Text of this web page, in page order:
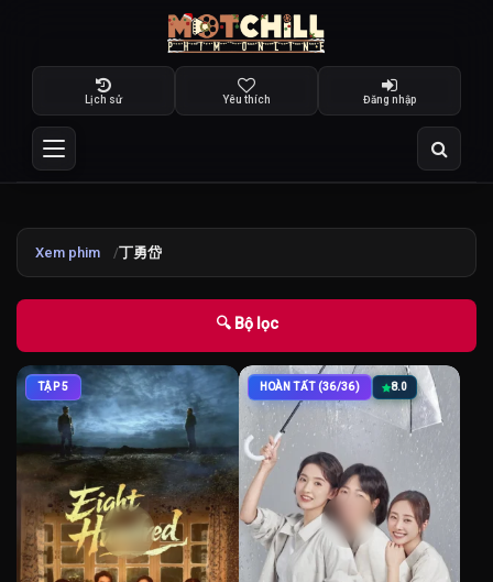
Lịch sử Yêu thích Đăng nhập
Xem phim 丁勇岱
🔍 Bộ lọc
TẬP 5 HOÀN TẤT (36/36) 8.0